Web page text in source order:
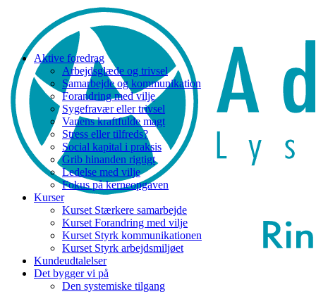
Aktive foredrag
Arbejdsglæde og trivsel
Samarbejde og kommunikation
Forandring med vilje
Sygefravær eller trivsel
Vanens kraftfulde magt
Stress eller tilfreds?
Social kapital i praksis
Grib hinanden rigtigt
Ledelse med vilje
Fokus på kerneopgaven
Kurser
Kurset Stærkere samarbejde
Kurset Forandring med vilje
Kurset Styrk kommunikationen
Kurset Styrk arbejdsmiljøet
Kundeudtalelser
Det bygger vi på
Den systemiske tilgang